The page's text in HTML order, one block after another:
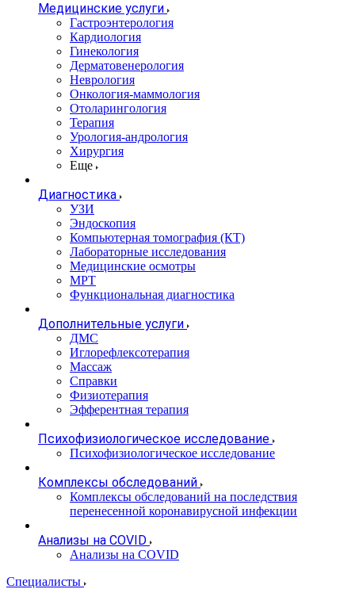
Медицинские услуги
Гастроэнтерология
Кардиология
Гинекология
Дерматовенерология
Неврология
Онкология-маммология
Отоларингология
Терапия
Урология-андрология
Хирургия
Еще
Диагностика
УЗИ
Эндоскопия
Компьютерная томография (КТ)
Лабораторные исследования
Медицинские осмотры
МРТ
Функциональная диагностика
Дополнительные услуги
ДМС
Иглорефлексотерапия
Массаж
Справки
Физиотерапия
Эфферентная терапия
Психофизиологическое исследование
Психофизиологическое исследование
Комплексы обследований
Комплексы обследований на последствия
перенесенной коронавирусной инфекции
Анализы на COVID
Анализы на COVID
Специалисты